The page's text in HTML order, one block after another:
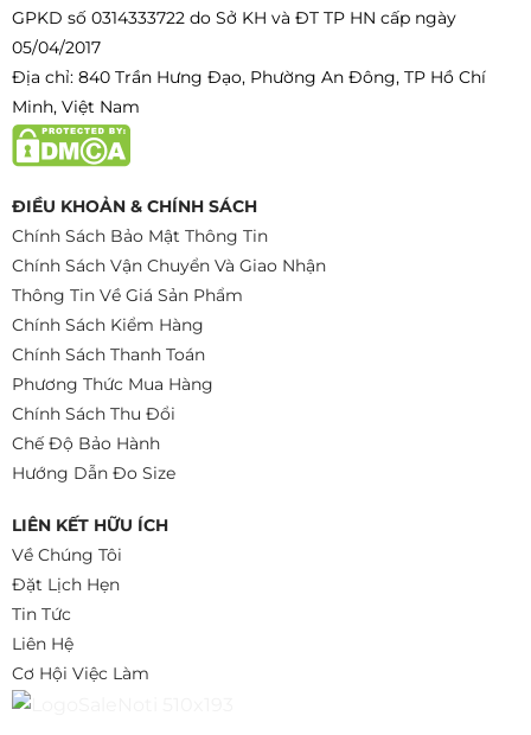
GPKD số 0314333722 do Sở KH và ĐT TP HN cấp ngày
05/04/2017
Địa chỉ: 840 Trần Hưng Đạo, Phường An Đông, TP Hồ Chí
Minh, Việt Nam
ĐIỀU KHOẢN & CHÍNH SÁCH
Chính Sách Bảo Mật Thông Tin
Chính Sách Vận Chuyển Và Giao Nhận
Thông Tin Về Giá Sản Phẩm
Chính Sách Kiểm Hàng
Chính Sách Thanh Toán
Phương Thức Mua Hàng
Chính Sách Thu Đổi
Chế Độ Bảo Hành
Hướng Dẫn Đo Size
LIÊN KẾT HỮU ÍCH
Về Chúng Tôi
Đặt Lịch Hẹn
Tin Tức
Liên Hệ
Cơ Hội Việc Làm